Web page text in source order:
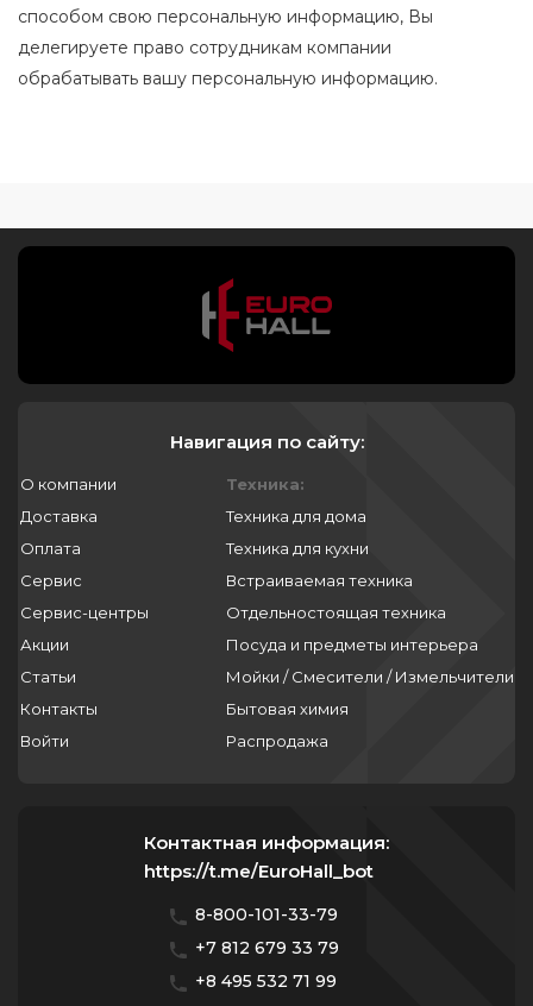
способом свою персональную информацию, Вы
делегируете право сотрудникам компании
обрабатывать вашу персональную информацию.
Навигация по сайту:
О компании
Доставка
Оплата
Сервис
Сервис-центры
Акции
Статьи
Контакты
Войти
Техника:
Техника для дома
Техника для кухни
Встраиваемая техника
Отдельностоящая техника
Посуда и предметы интерьера
Мойки / Смесители / Измельчители
Бытовая химия
Распродажа
Контактная информация:
https://t.me/EuroHall_bot
8-800-101-33-79
+7 812 679 33 79
+8 495 532 71 99